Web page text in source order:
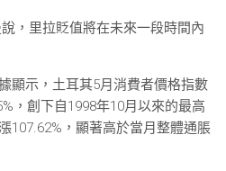
，里拉貶值將在未來一段時間內
顯示，土耳其5月消費者價格指數
，創下自1998年10月以來的最高
107.62%，顯著高於當月整體通脹